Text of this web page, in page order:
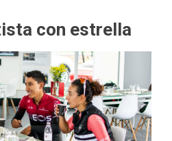
con estrella